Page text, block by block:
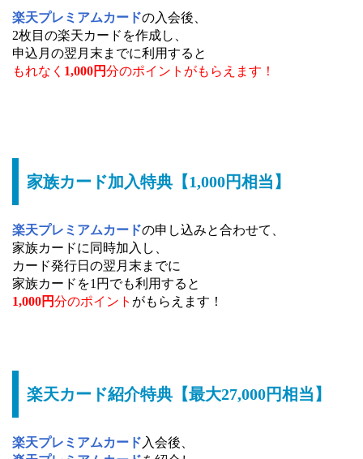
楽天プレミアムカードの入会後、
2枚目の楽天カードを作成し、
申込月の翌月末までに利用すると
もれなく 1,000円分のポイントがもらえます！
家族カード加入特典【1,000円相当】
楽天プレミアムカードの申し込みと合わせて、
家族カードに同時加入し、
カード発行日の翌月末までに
家族カードを1円でも利用すると
1,000円分のポイント がもらえます！
楽天カード紹介特典【最大27,000円相当】
楽天プレミアムカード 入会後、